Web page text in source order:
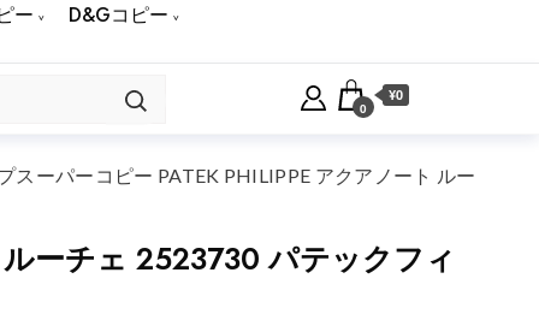
ー D&Gコピー
0
¥0
スーパーコピー PATEK PHILIPPE アクアノート ルー
ーチェ 2523730 パテックフィ